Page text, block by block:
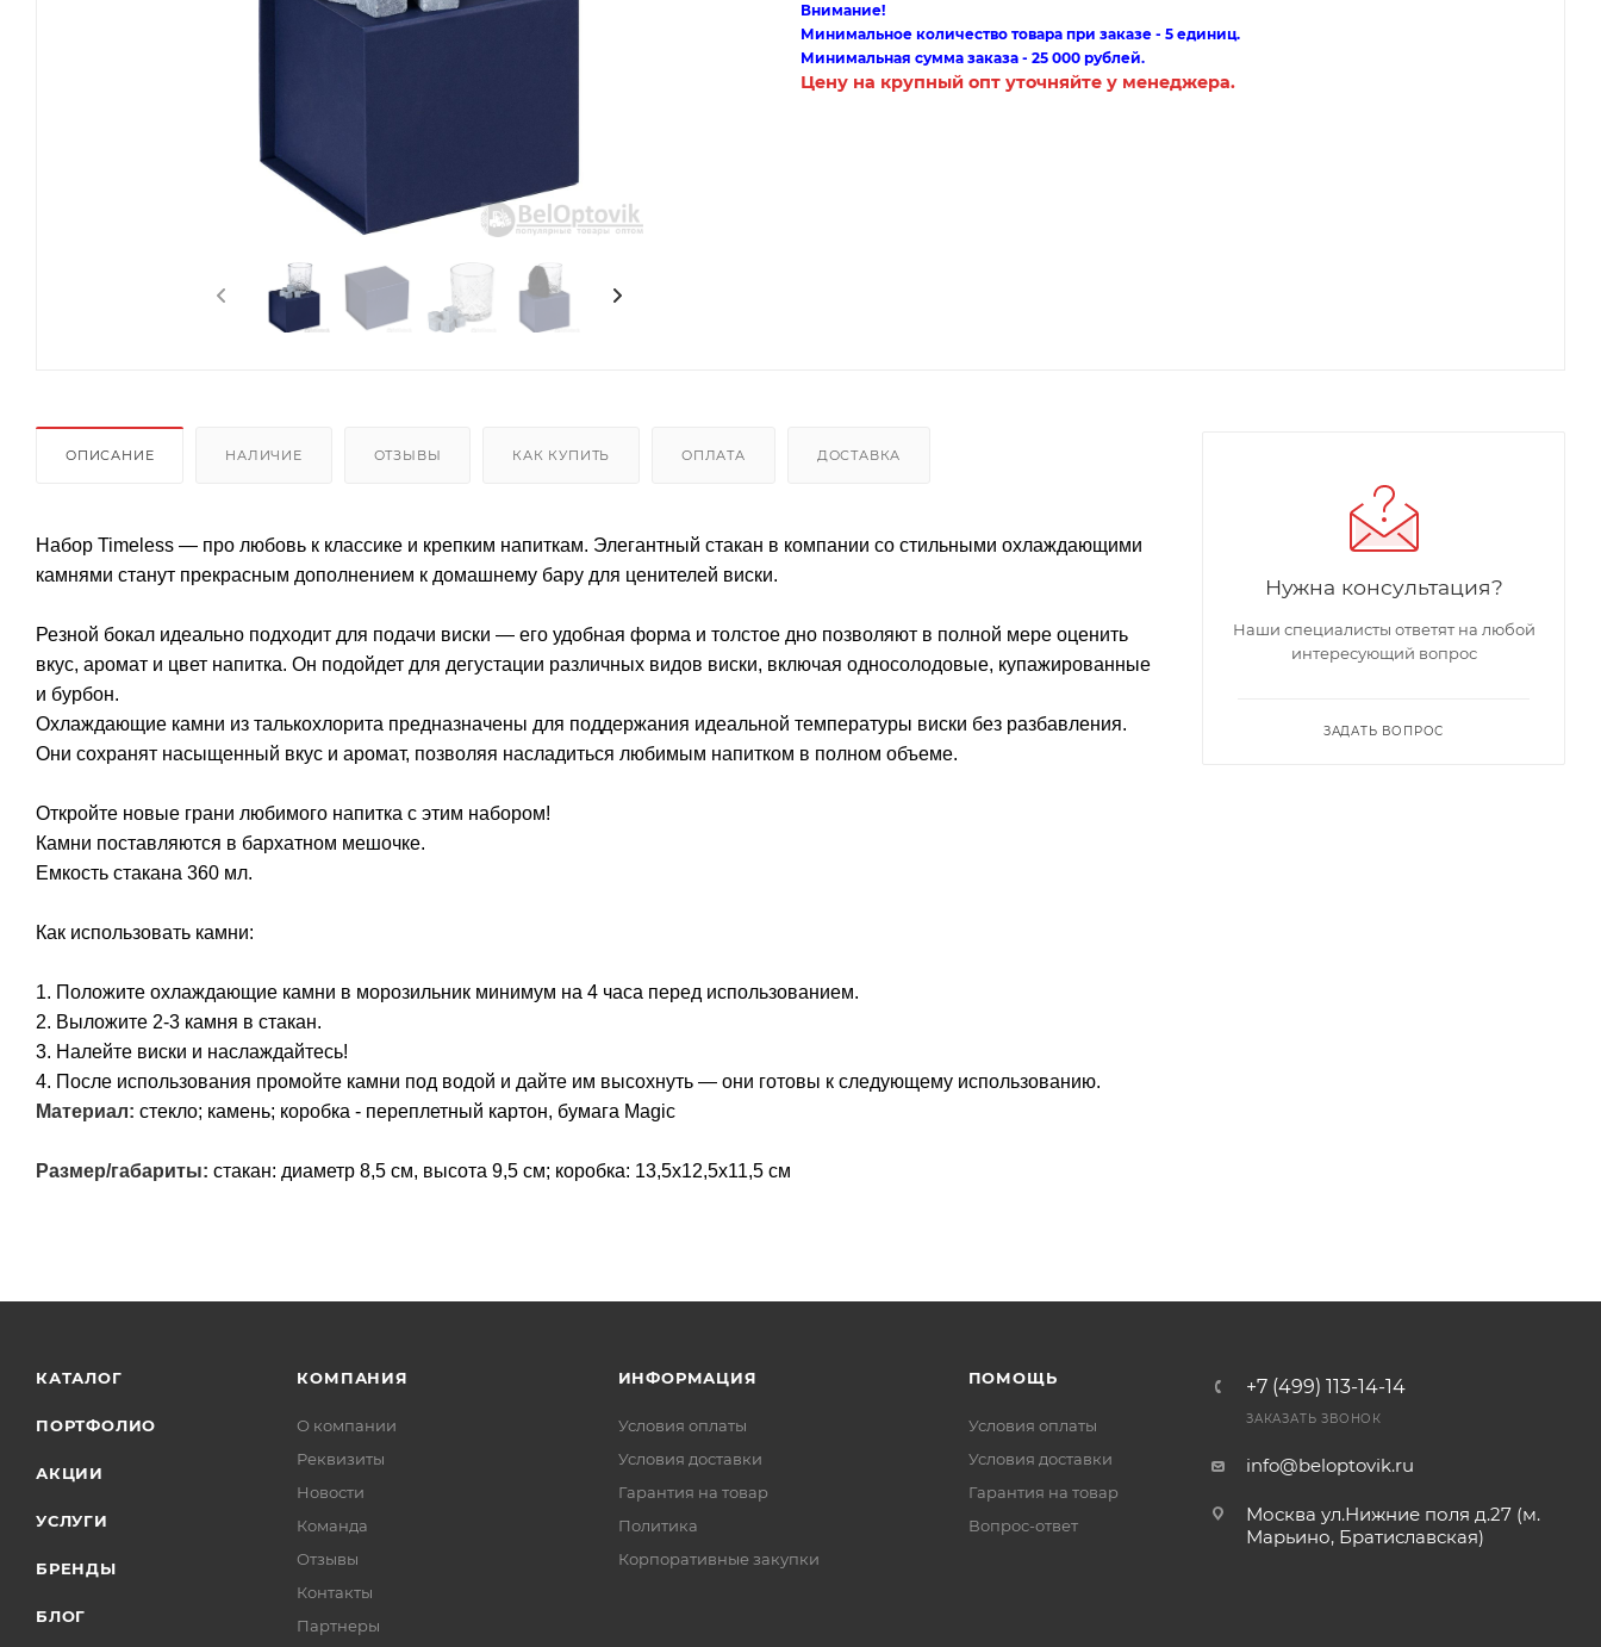
Внимание!
Минимальное количество товара при заказе - 5 единиц.
Минимальная сумма заказа - 25 000 рублей.
Цену на крупный опт уточняйте у менеджера.
ОПИСАНИЕ НАЛИЧИЕ ОТЗЫВЫ КАК КУПИТЬ ОПЛАТА ДОСТАВКА
Набор Timeless — про любовь к классике и крепким напиткам. Элегантный стакан в компании со стильными охлаждающими
камнями станут прекрасным дополнением к домашнему бару для ценителей виски.
Резной бокал идеально подходит для подачи виски — его удобная форма и толстое дно позволяют в полной мере оценить
вкус, аромат и цвет напитка. Он подойдет для дегустации различных видов виски, включая односолодовые, купажированные
и бурбон.
Охлаждающие камни из талькохлорита предназначены для поддержания идеальной температуры виски без разбавления.
Они сохранят насыщенный вкус и аромат, позволяя насладиться любимым напитком в полном объеме.
Откройте новые грани любимого напитка с этим набором!
Камни поставляются в бархатном мешочке.
Емкость стакана 360 мл.
Как использовать камни:
1. Положите охлаждающие камни в морозильник минимум на 4 часа перед использованием.
2. Выложите 2-3 камня в стакан.
3. Налейте виски и наслаждайтесь!
4. После использования промойте камни под водой и дайте им высохнуть — они готовы к следующему использованию.
Материал: стекло; камень; коробка - переплетный картон, бумага Magic
Размер/габариты: стакан: диаметр 8,5 см, высота 9,5 см; коробка: 13,5х12,5х11,5 см
Нужна консультация?
Наши специалисты ответят на любой
интересующий вопрос
ЗАДАТЬ ВОПРОС
КАТАЛОГ
ПОРТФОЛИО
АКЦИИ
УСЛУГИ
БРЕНДЫ
БЛОГ
КОМПАНИЯ
О компании
Реквизиты
Новости
Команда
Отзывы
Контакты
Партнеры
ИНФОРМАЦИЯ
Условия оплаты
Условия доставки
Гарантия на товар
Политика
Корпоративные закупки
ПОМОЩЬ
Условия оплаты
Условия доставки
Гарантия на товар
Вопрос-ответ
+7 (499) 113-14-14
ЗАКАЗАТЬ ЗВОНОК
info@beloptovik.ru
Москва ул.Нижние поля д.27 (м.
Марьино, Братиславская)